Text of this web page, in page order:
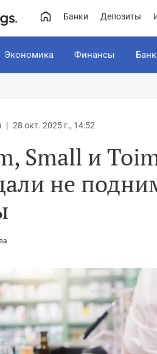
Банки Депозиты
Экономика Финансы
28 окт. 2025 г., 14:52
Small и
не